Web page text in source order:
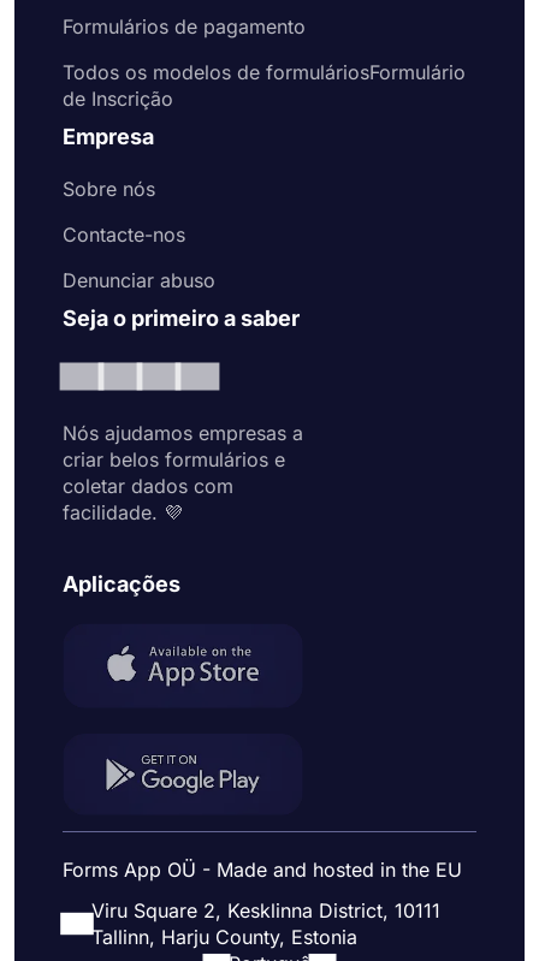
Formulários de pagamento
Todos os modelos de formuláriosFormulário
de Inscrição
Empresa
Sobre nós
Contacte-nos
Denunciar abuso
Seja o primeiro a saber
Nós ajudamos empresas a
criar belos formulários e
coletar dados com
facilidade. 💜
Aplicações
Forms App OÜ - Made and hosted in the EU
Viru Square 2, Kesklinna District, 10111
Tallinn, Harju County, Estonia